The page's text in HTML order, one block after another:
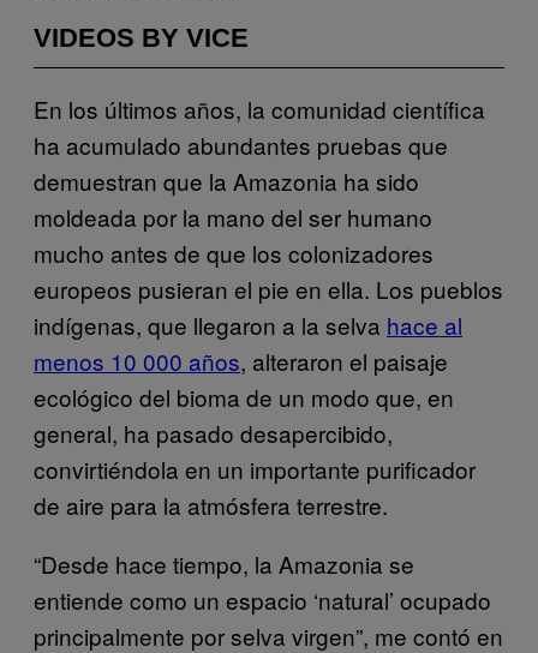
VIDEOS BY VICE
En los últimos años, la comunidad científica
ha acumulado abundantes pruebas que
demuestran que la Amazonia ha sido
moldeada por la mano del ser humano
mucho antes de que los colonizadores
europeos pusieran el pie en ella. Los pueblos
indígenas, que llegaron a la selva hace al
menos 10 000 años, alteraron el paisaje
ecológico del bioma de un modo que, en
general, ha pasado desapercibido,
convirtiéndola en un importante purificador
de aire para la atmósfera terrestre.
“Desde hace tiempo, la Amazonia se
entiende como un espacio ‘natural’ ocupado
principalmente por selva virgen”, me contó en